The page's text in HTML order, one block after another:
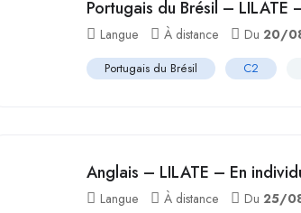
Portugais du Brésil –
Langue À distance Du 20/
Portugais du Brésil C2
Anglais – LILATE – En
Langue À distance Du 25/